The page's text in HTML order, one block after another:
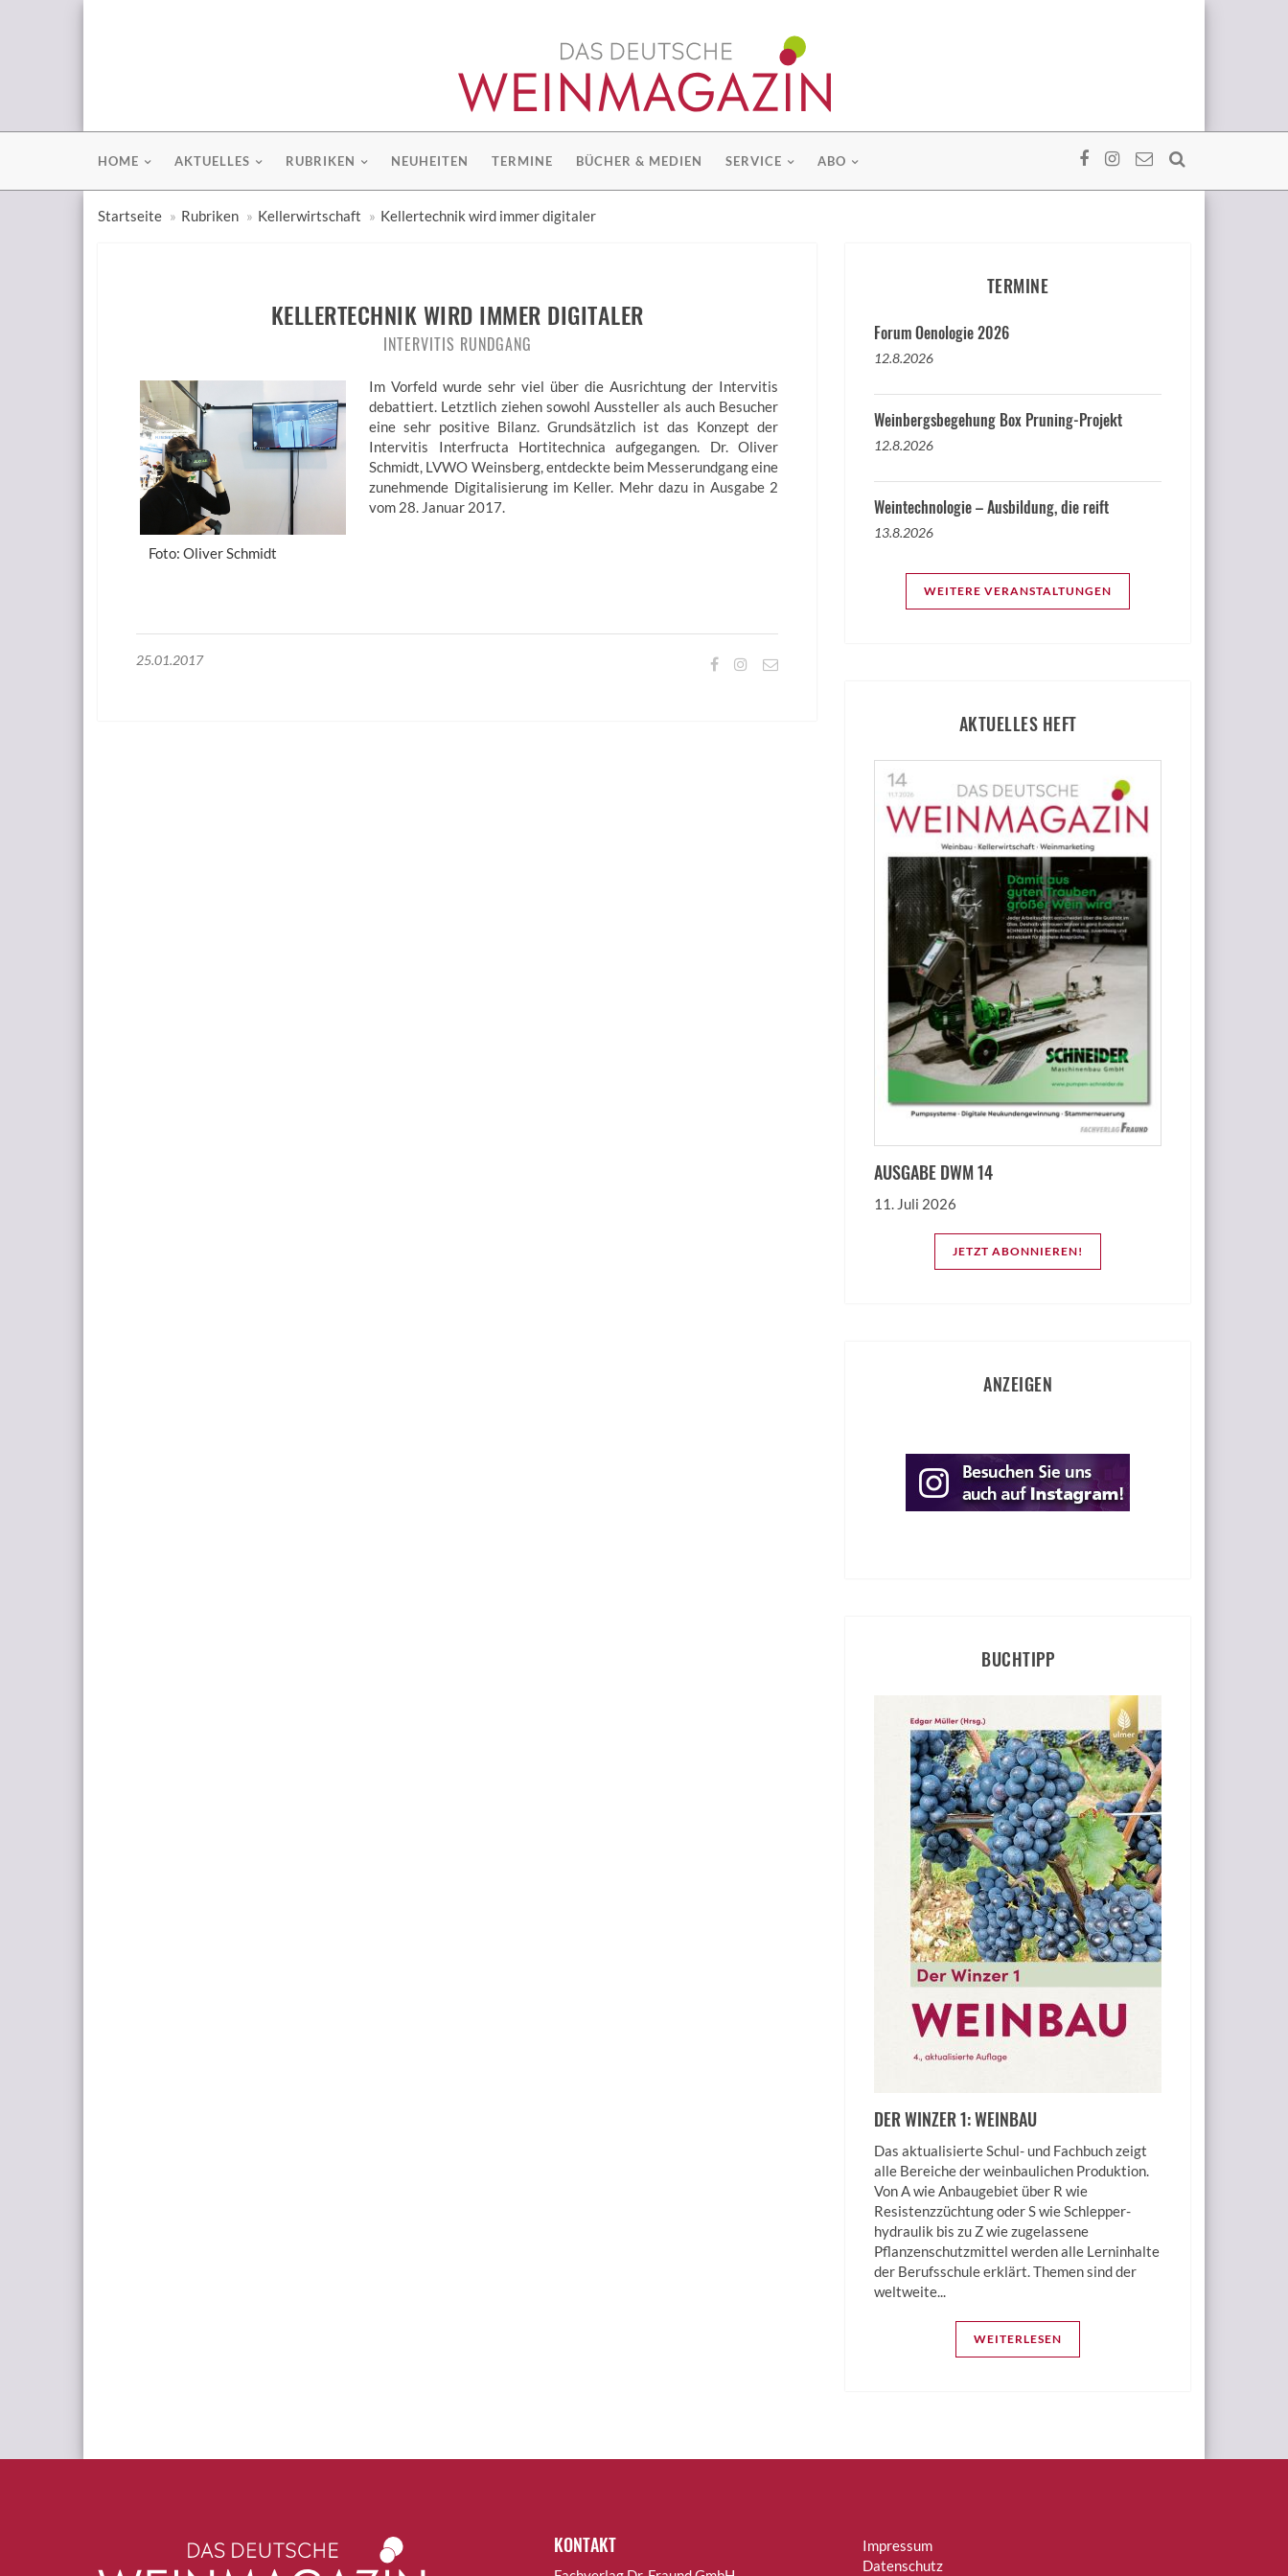
HOME AKTUELLES RUBRIKEN NEUHEITEN TERMINE BÜCHER & MEDIEN SERVICE ABO
Startseite Rubriken Kellerwirtschaft Kellertechnik wird immer digitaler
KELLERTECHNIK WIRD IMMER DIGITALER
INTERVITIS RUNDGANG
Foto: Oliver Schmidt
Im Vorfeld wurde sehr viel über die Ausrichtung der Intervitis
debattiert. Letztlich ziehen sowohl Aussteller als auch Besucher
eine sehr positive Bilanz. Grundsätzlich ist das Konzept der
Intervitis Interfructa Hortitechnica aufgegangen. Dr. Oliver
Schmidt, LVWO Weinsberg, entdeckte beim Messerundgang eine
zunehmende Digitalisierung im Keller. Mehr dazu in Ausgabe 2
vom 28. Januar 2017.
25.01.2017
TERMINE
Forum Oenologie 2026
12.8.2026
Weinbergsbegehung Box Pruning-Projekt
12.8.2026
Weintechnologie – Ausbildung, die reift
13.8.2026
WEITERE VERANSTALTUNGEN
AKTUELLES HEFT
AUSGABE DWM 14
11. Juli 2026
JETZT ABONNIEREN!
ANZEIGEN
BUCHTIPP
DER WINZER 1: WEINBAU
Das aktualisierte Schul- und Fachbuch zeigt
alle Bereiche der weinbaulichen Produktion.
Von A wie Anbaugebiet über R wie
Resistenzzüchtung oder S wie Schlep­per­
hydraulik bis zu Z wie zugelassene
Pflanzenschutzmittel werden alle Lern­inhalte
der Berufsschule erklärt. Themen sind der
weltweite...
WEITERLESEN
KONTAKT
Impressum
Datenschutz